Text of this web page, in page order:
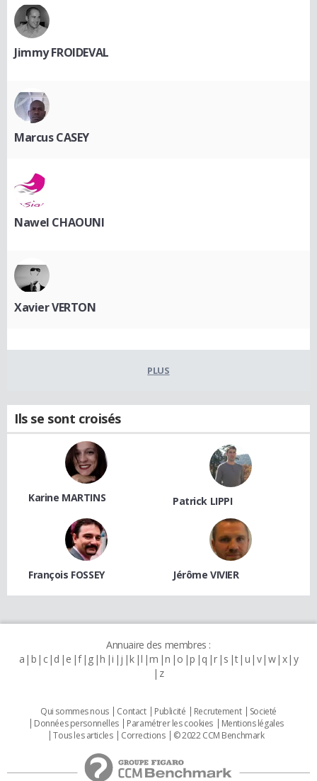
Jimmy FROIDEVAL
Marcus CASEY
Nawel CHAOUNI
Xavier VERTON
PLUS
Ils se sont croisés
Karine MARTINS Patrick LIPPI
François FOSSEY Jérôme VIVIER
Annuaire des membres :
a b c d e f g h i j k l m n o p q r s t u v w x y
z
Qui sommes nous Contact Publicité Recrutement
Societé
Données personnelles
Paramétrer les cookies
Mentions légales
Tous les articles
Corrections © 2022 CCM Benchmark